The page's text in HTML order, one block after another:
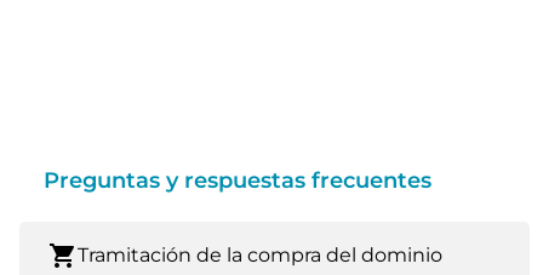
Preguntas y respuestas frecuentes
shopping_cartTramitación de la compra del dominio